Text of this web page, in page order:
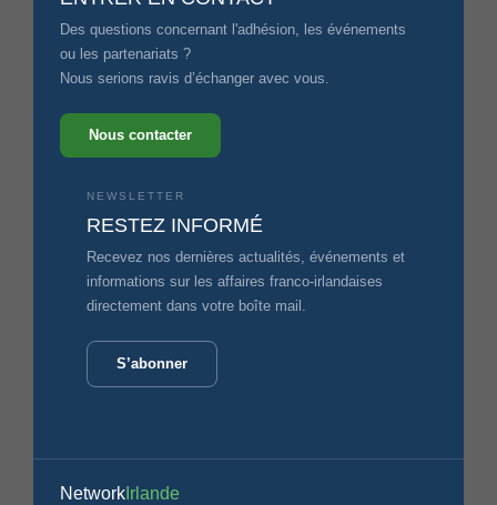
Des questions concernant l'adhésion, les événements
ou les partenariats ?
Nous serions ravis d’échanger avec vous.
Nous contacter
NEWSLETTER
RESTEZ INFORMÉ
Recevez nos dernières actualités, événements et
informations sur les affaires franco-irlandaises
directement dans votre boîte mail.
S’abonner
Network Irlande